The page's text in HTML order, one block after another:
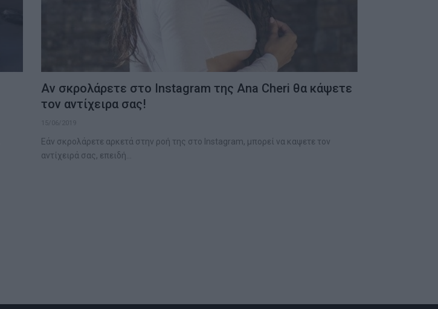
Αν σκρολάρετε στο Instagram της Ana Cheri θα κάψετε
τον αντίχειρα σας!
15/06/2019
Εάν σκρολάρετε αρκετά στην ροή της στο Instagram, μπορεί να καψετε τον
αντίχειρά σας, επειδή…